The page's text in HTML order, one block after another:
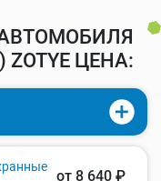
ЦЕНА:
от 8 640 ₽